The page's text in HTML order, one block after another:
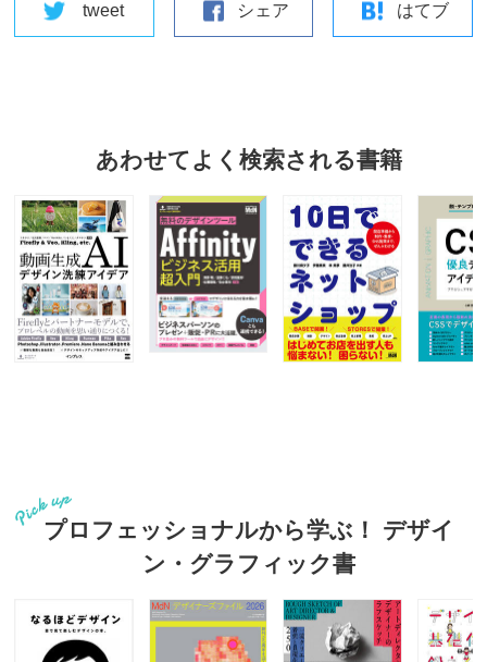
tweet シェア はてブ
あわせてよく検索される書籍
プロフェッショナルから学ぶ！ デザイ
ン・グラフィック書